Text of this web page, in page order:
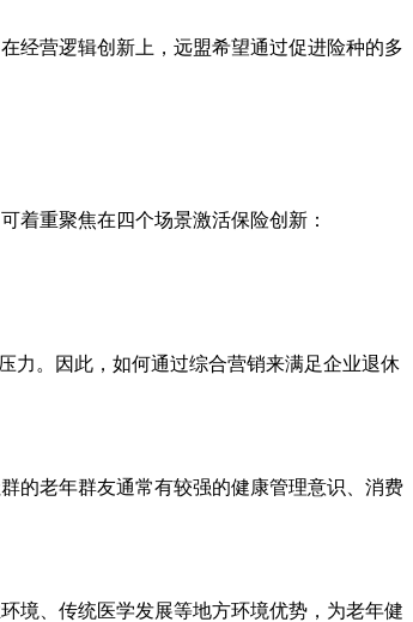
经营逻辑创新上，远盟希望通过促进险种的多
着重聚焦在四个场景激活保险创新：
力。因此，如何通过综合营销来满足企业退休
的老年群友通常有较强的健康管理意识、消费
境、传统医学发展等地方环境优势，为老年健